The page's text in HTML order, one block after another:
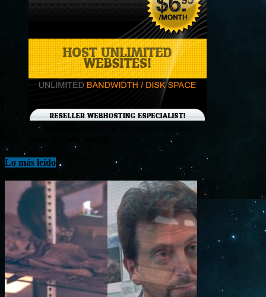
¡Consigue tu hosting de alta calidad y a bajo
costo en Banahosting!
Lo más leído